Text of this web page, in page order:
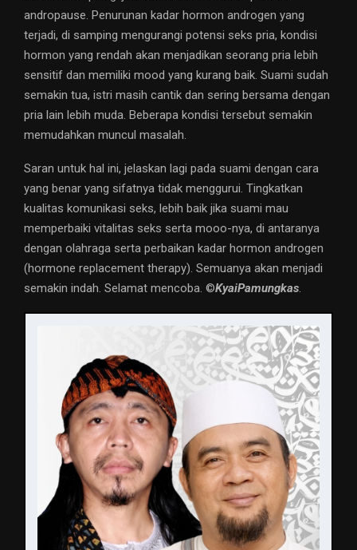
andropause. Penurunan kadar hormon androgen yang
terjadi, di samping mengurangi potensi seks pria, kondisi
hormon yang rendah akan menjadikan seorang pria lebih
sensitif dan memiliki mood yang kurang baik. Suami sudah
semakin tua, istri masih cantik dan sering bersama dengan
pria lain lebih muda. Beberapa kondisi tersebut semakin
memudahkan muncul masalah.
Saran untuk hal ini, jelaskan lagi pada suami dengan cara
yang benar yang sifatnya tidak menggurui. Tingkatkan
kualitas komunikasi seks, lebih baik jika suami mau
memperbaiki vitalitas seks serta mooo-nya, di antaranya
dengan olahraga serta perbaikan kadar hormon androgen
(hormone replacement therapy). Semuanya akan menjadi
semakin indah. Selamat mencoba. ©️KyaiPamungkas.